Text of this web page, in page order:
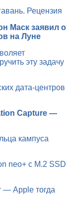
Рецензия
Маск заявил о
на Луне
эту задачу
дата-центров
Capture —
кампуса
neo+ с M.2 SSD
— Apple тогда